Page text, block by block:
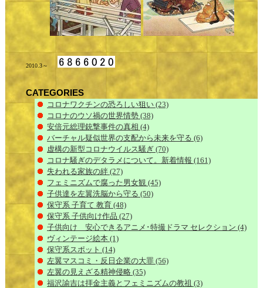
2010.3～
CATEGORIES
コロナワクチンの恐ろしい狙い (23)
コロナのウソ禍の世界情勢 (38)
安倍元総理銃撃事件の真相 (4)
バーチャル疑似世界の支配から未来を守る (6)
虚構の新型コロナウイルス騒ぎ (70)
コロナ騒ぎのデタラメについて。新着情報 (161)
失われる家族の絆 (27)
フェミニズムで腐った男女観 (45)
子供達を左翼洗脳から守る (50)
保守系 子育て 教育 (48)
保守系 子供向け作品 (27)
子供向け 安心できるアニメ･特撮ドラマ セレクション (4)
ヴィンテージ絵本 (1)
保守系スポット (14)
左翼マスコミ・反日企業の大罪 (56)
左翼の見えざる精神侵略 (35)
福沢諭吉は拝金主義とフェミニズムの教祖 (3)